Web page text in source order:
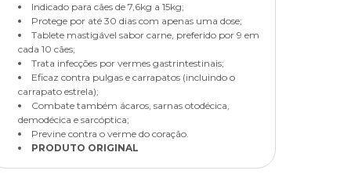
Indicado para cães de 7,6kg a 15kg;
Protege por até 30 dias com apenas uma dose;
Tablete mastigável sabor carne, preferido por 9 em
cada 10 cães;
Trata infecções por vermes gastrintestinais;
Eficaz contra pulgas e carrapatos (incluindo o
carrapato estrela);
Combate também ácaros, sarnas otodécica,
demodécica e sarcóptica;
Previne contra o verme do coração.
PRODUTO ORIGINAL